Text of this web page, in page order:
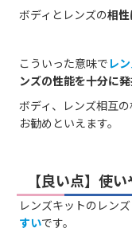
ボディとレンズの相
こういった意味で レ
ンズの性能を十分に
ボディ、レンズ相互
お勧めといえます。
【良い点】使
レンズキットのレン
すいです。